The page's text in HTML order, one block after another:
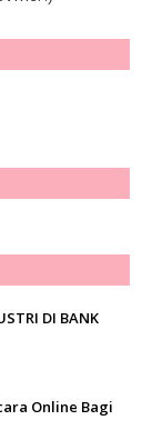
DI BANK
Online Bagi